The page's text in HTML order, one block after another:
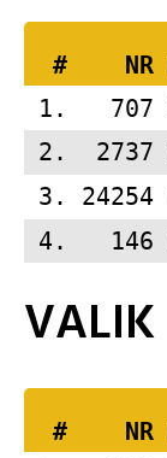
  #    NR
1.   707
2.  2737
3. 24254
4.   146
VALIK
  #    NR